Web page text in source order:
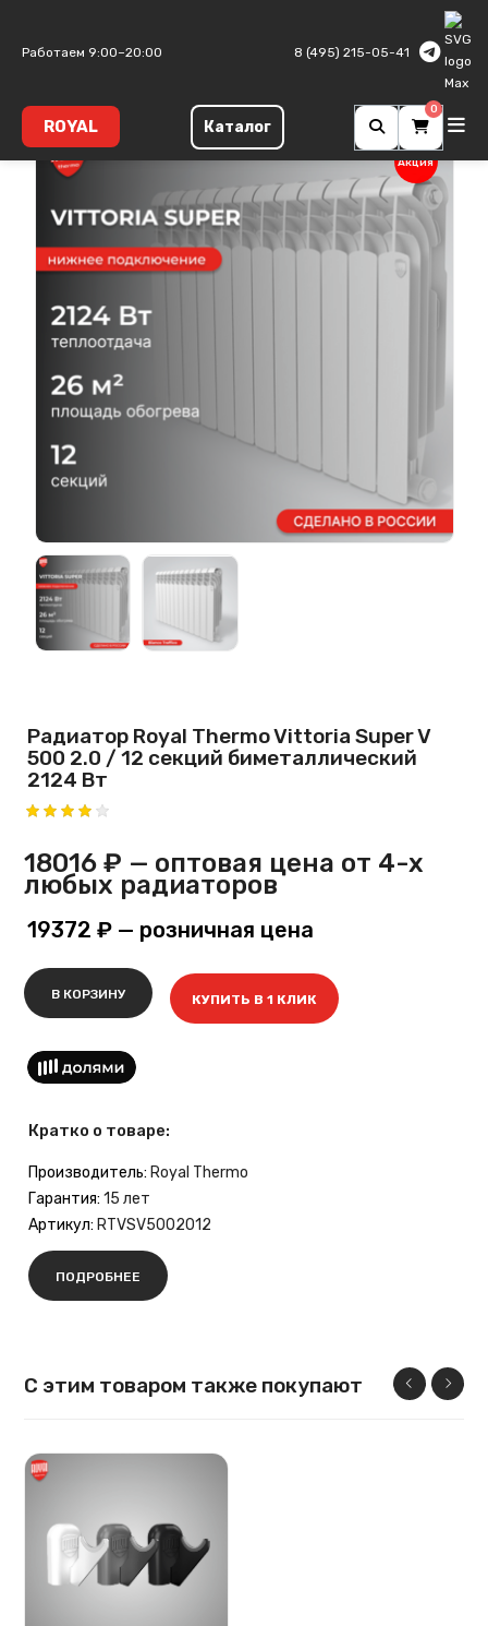
Работаем 9:00–20:00 8 (495) 215-05-41
ROYAL Каталог
0
Vittoria Super
Акция
Радиатор Royal Thermo Vittoria Super V
500 2.0 / 12 секций биметаллический
2124 Вт
18016 ₽ — оптовая цена от 4-х
любых радиаторов
19372 ₽ — розничная цена
В КОРЗИНУ КУПИТЬ В 1 КЛИК
Кратко о товаре:
Производитель: Royal Thermo
Гарантия: 15 лет
Артикул: RTVSV5002012
ПОДРОБНЕЕ
С этим товаром также покупают